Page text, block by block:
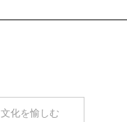
文化を愉しむ